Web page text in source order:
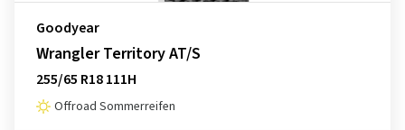
Goodyear
Wrangler Territory AT/S
255/65 R18 111H
Offroad Sommerreifen